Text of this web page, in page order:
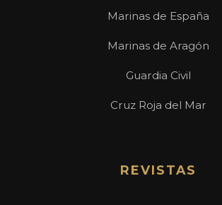
Marinas de España
Marinas de Aragón
Guardia Civil
Cruz Roja del Mar
REVISTAS